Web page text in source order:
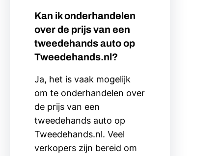
Kan ik onderhandelen
over de prijs van een
tweedehands auto op
Tweedehands.nl?
Ja, het is vaak mogelijk
om te onderhandelen over
de prijs van een
tweedehands auto op
Tweedehands.nl. Veel
verkopers zijn bereid om